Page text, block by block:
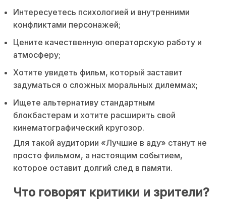
Интересуетесь психологией и внутренними
конфликтами персонажей;
Цените качественную операторскую работу и
атмосферу;
Хотите увидеть фильм, который заставит
задуматься о сложных моральных дилеммах;
Ищете альтернативу стандартным
блокбастерам и хотите расширить свой
кинематографический кругозор.
Для такой аудитории «Лучшие в аду» станут не
просто фильмом, а настоящим событием,
которое оставит долгий след в памяти.
Что говорят критики и зрители?